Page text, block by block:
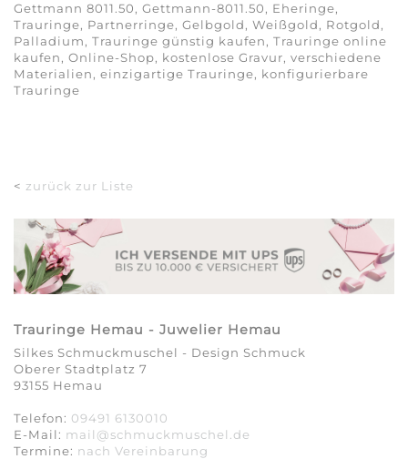
Gettmann 8011.50, Gettmann-8011.50, Eheringe,
Trauringe, Partnerringe, Gelbgold, Weißgold, Rotgold,
Palladium, Trauringe günstig kaufen, Trauringe online
kaufen, Online-Shop, kostenlose Gravur, verschiedene
Materialien, einzigartige Trauringe, konfigurierbare
Trauringe
< zurück zur Liste
Trauringe Hemau - Juwelier Hemau
Silkes Schmuckmuschel - Design Schmuck
Oberer Stadtplatz 7
93155 Hemau
Telefon: 09491 6130010
E-Mail: mail@schmuckmuschel.de
Termine: nach Vereinbarung​​​​​​​